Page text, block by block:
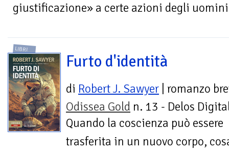
giustificazione» a certe azioni degli
LIBRI
Furto d'identità
di Robert J. Sawyer | romanzo
Odissea Gold n. 13 - Delos
Quando la coscienza può essere
trasferita in un nuovo corpo,